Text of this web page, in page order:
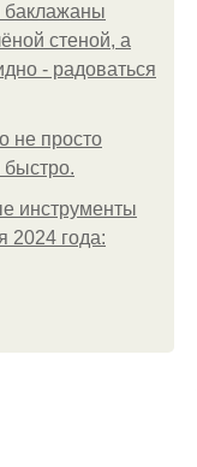
баклажаны
стеной, а
- радоваться
не просто
быстро.
инструменты
2024 года: